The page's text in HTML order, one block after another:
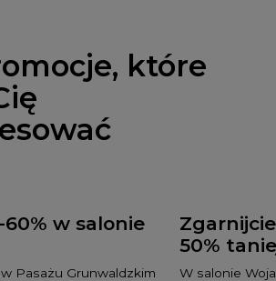
które
w salonie
Pasażu Grunwaldzkim
50%
W salonie